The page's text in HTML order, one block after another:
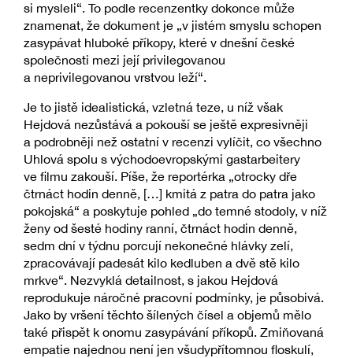
si mysleli“. To podle recenzentky dokonce může
znamenat, že dokument je „v jistém smyslu schopen
zasypávat hluboké příkopy, které v dnešní české
společnosti mezi její privilegovanou
a neprivilegovanou vrstvou leží“.
Je to jistě idealistická, vzletná teze, u níž však
Hejdová nezůstává a pokouší se ještě expresivněji
a podrobněji než ostatní v recenzi vylíčit, co všechno
Uhlová spolu s východoevropskými gastarbeitery
ve filmu zakouší. Píše, že reportérka „otrocky dře
čtrnáct hodin denně, […] kmitá z patra do patra jako
pokojská“ a poskytuje pohled „do temné stodoly, v níž
ženy od šesté hodiny ranní, čtrnáct hodin denně,
sedm dní v týdnu porcují nekonečné hlávky zelí,
zpracovávají padesát kilo kedluben a dvě stě kilo
mrkve“. Nezvyklá detailnost, s jakou Hejdová
reprodukuje náročné pracovní podmínky, je působivá.
Jako by vršení těchto šílených čísel a objemů mělo
také přispět k onomu zasypávání příkopů. Zmiňovaná
empatie najednou není jen všudypřítomnou floskulí,